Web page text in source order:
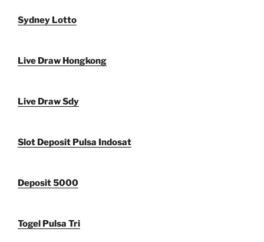
Sydney Lotto
Live Draw Hongkong
Live Draw Sdy
Slot Deposit Pulsa Indosat
Deposit 5000
Togel Pulsa Tri